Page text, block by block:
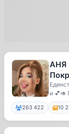
АНЯ
и 💕🥑
263 422 10